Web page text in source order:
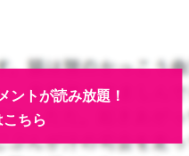
ントが読み放題！
ちら